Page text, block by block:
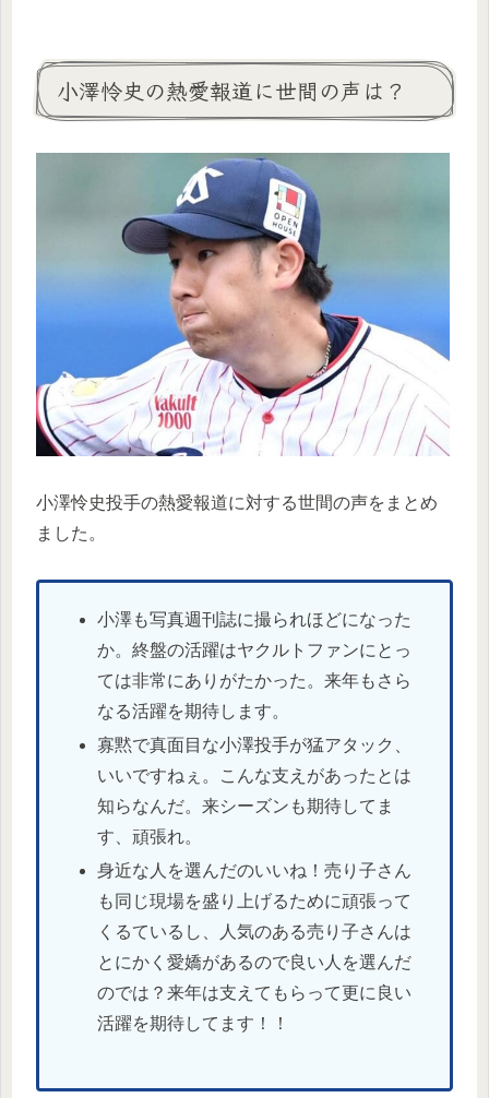
小澤怜史の熱愛報道に世間の声は？
小澤怜史投手の熱愛報道に対する世間の声をまとめ
ました。
小澤も写真週刊誌に撮られほどになった
か。終盤の活躍はヤクルトファンにとっ
ては非常にありがたかった。来年もさら
なる活躍を期待します。
寡黙で真面目な小澤投手が猛アタック、
いいですねぇ。こんな支えがあったとは
知らなんだ。来シーズンも期待してま
す、頑張れ。
身近な人を選んだのいいね！売り子さん
も同じ現場を盛り上げるために頑張って
くるているし、人気のある売り子さんは
とにかく愛嬌があるので良い人を選んだ
のでは？来年は支えてもらって更に良い
活躍を期待してます！！